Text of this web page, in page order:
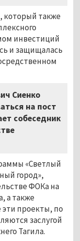
который также
инвестиций
и защищалась
Сиенко
на пост
собеседник
«Светлый
город»,
ФОКа на
а также
эти проекты, по
заслугой
Тагила.